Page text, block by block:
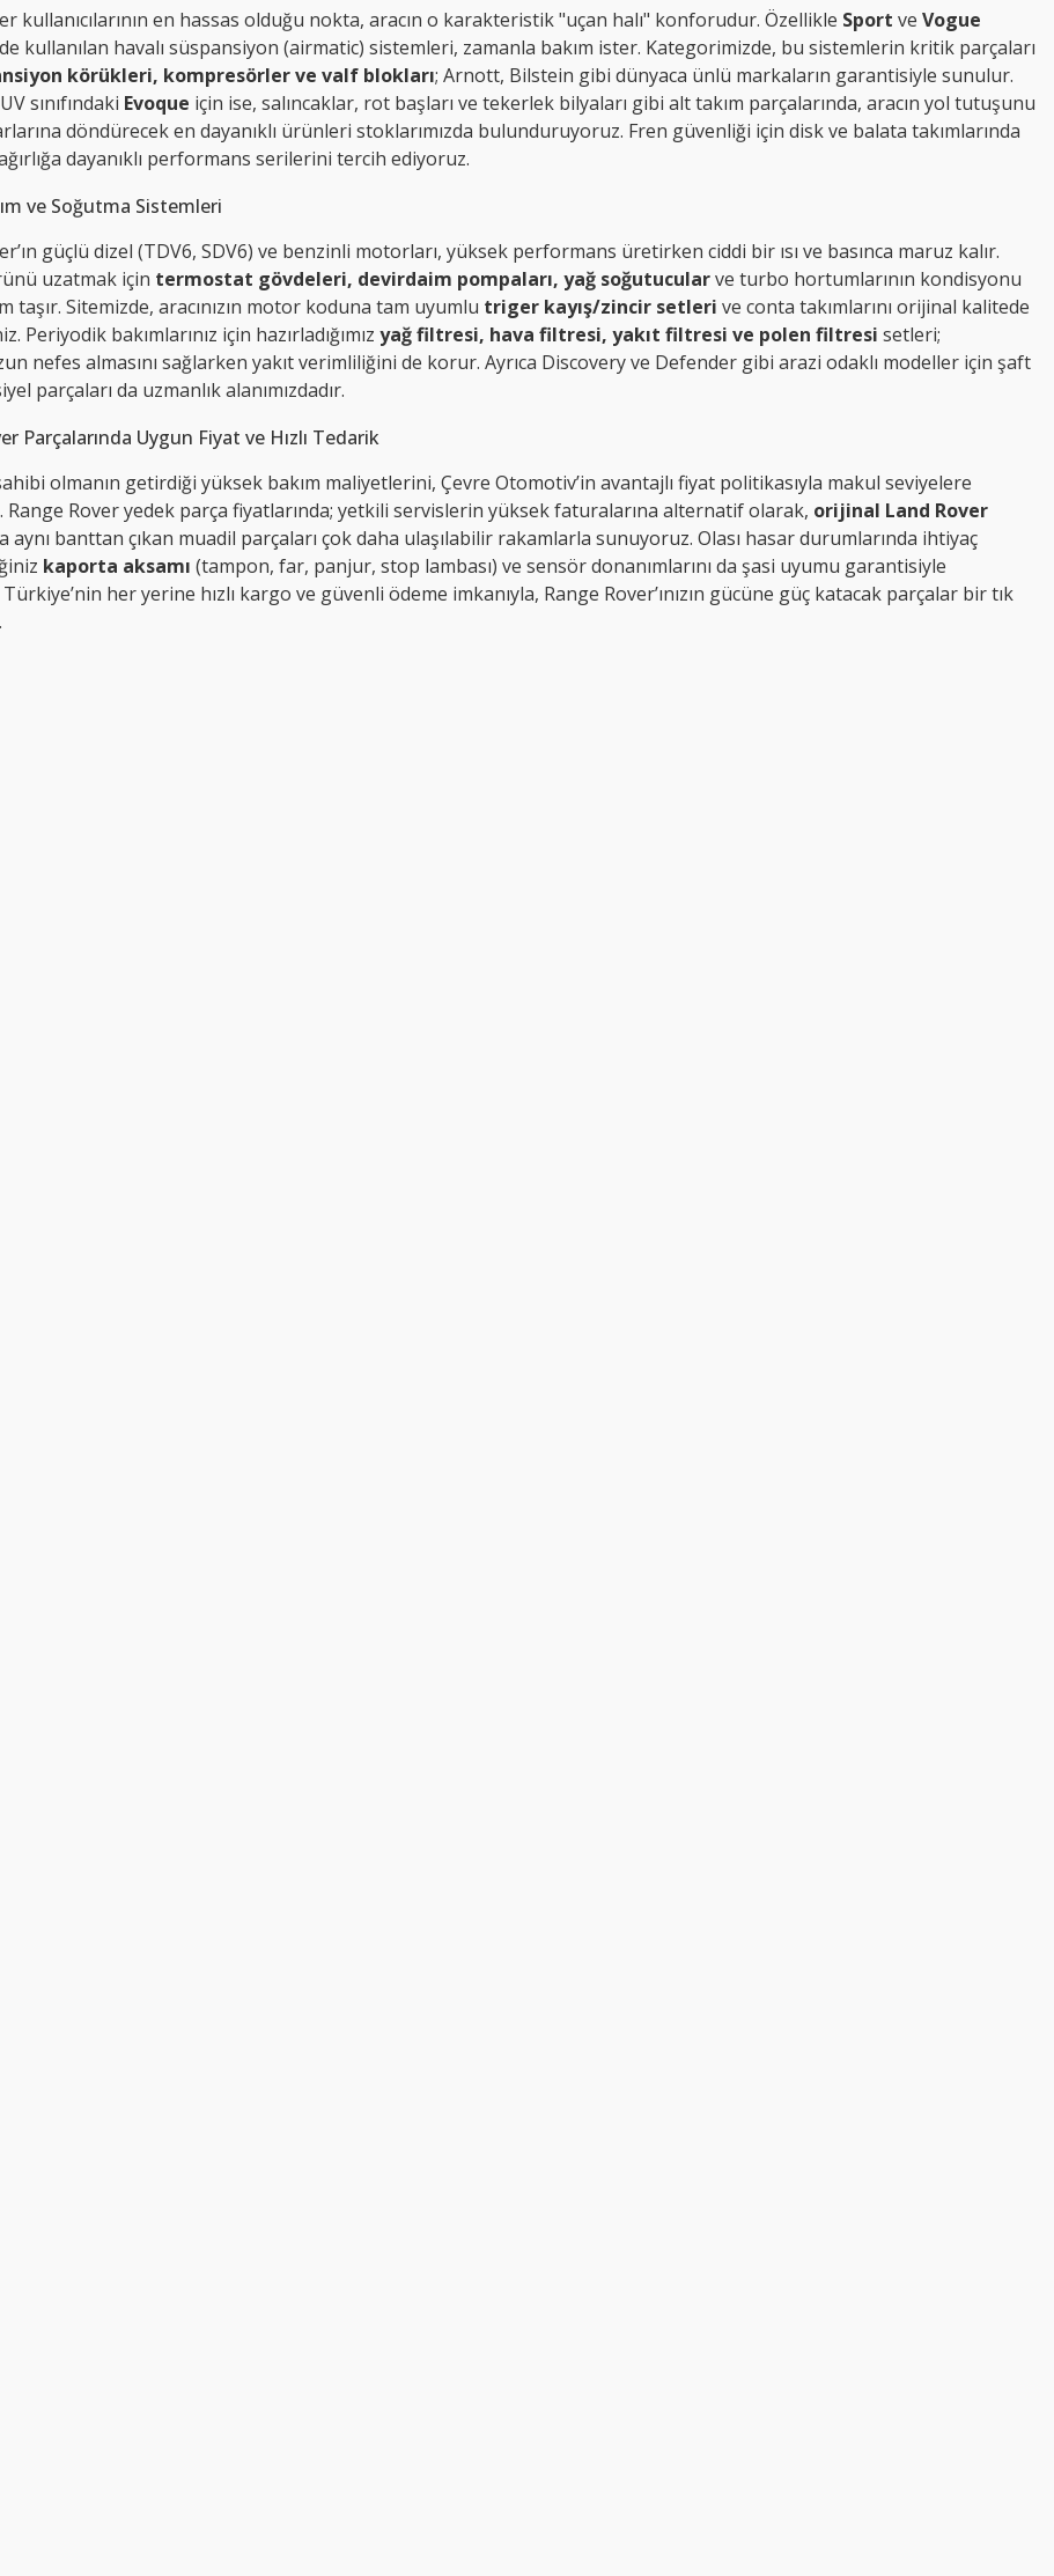
kullanıcılarının en hassas olduğu nokta, aracın o karakteristik "uçan halı" konforudur. Özellikle Sport ve Vogue
kullanılan havalı süspansiyon (airmatic) sistemleri, zamanla bakım ister. Kategorimizde, bu sistemlerin kritik parçaları
körükleri, kompresörler ve valf blokları; Arnott, Bilstein gibi dünyaca ünlü markaların garantisiyle sunulur.
sınıfındaki Evoque için ise, salıncaklar, rot başları ve tekerlek bilyaları gibi alt takım parçalarında, aracın yol tutuşunu
döndürecek en dayanıklı ürünleri stoklarımızda bulunduruyoruz. Fren güvenliği için disk ve balata takımlarında
dayanıklı performans serilerini tercih ediyoruz.
ve Soğutma Sistemleri
güçlü dizel (TDV6, SDV6) ve benzinli motorları, yüksek performans üretirken ciddi bir ısı ve basınca maruz kalır.
uzatmak için termostat gövdeleri, devirdaim pompaları, yağ soğutucularve turbo hortumlarının kondisyonu
taşır. Sitemizde, aracınızın motor koduna tam uyumlu triger kayış/zincir setleri ve conta takımlarını orijinal kalitede
Periyodik bakımlarınız için hazırladığımız yağ filtresi, hava filtresi, yakıt filtresi ve polen filtresi setleri;
nefes almasını sağlarken yakıt verimliliğini de korur. Ayrıca Discovery ve Defender gibi arazi odaklı modeller için şaft
parçaları da uzmanlık alanımızdadır.
Parçalarında Uygun Fiyat ve Hızlı Tedarik
olmanın getirdiği yüksek bakım maliyetlerini, Çevre Otomotiv’in avantajlı fiyat politikasıyla makul seviyelere
Range Rover yedek parça fiyatlarında; yetkili servislerin yüksek faturalarına alternatif olarak, orijinal Land Rover
aynı banttan çıkan muadil parçaları çok daha ulaşılabilir rakamlarla sunuyoruz. Olası hasar durumlarında ihtiyaç
kaporta aksamı (tampon, far, panjur, stop lambası) ve sensör donanımlarını da şasi uyumu garantisiyle
her yerine hızlı kargo ve güvenli ödeme imkanıyla, Range Rover’ınızın gücüne güç katacak parçalar bir tık